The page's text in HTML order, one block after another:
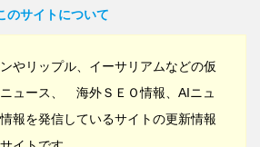
のサイトについて
やリップル、イーサリアムなどの仮
ュース、 海外ＳＥＯ情報、AIニュ
報を発信しているサイトの更新情報